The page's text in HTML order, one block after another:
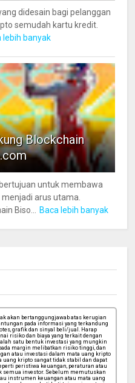
didesain bagi pelanggan
semudah kartu kredit.
lebih banyak
Blockchain
untuk membawa
arus utama.
Biso... Baca lebih banyak
akan bertanggungjawab atas kerugian
pada informasi yang terkandung
grafik dan sinyal beli/jual. Harap
risiko dan biaya yang terkait dengan
satu bentuk investasi yang mungkin
margin melibatkan risiko tinggi, dan
atau investasi dalam mata uang kripto
kripto sangat tidak stabil dan dapat
peristiwa keuangan, peraturan atau
semua investor. Sebelum memutuskan
instrumen keuangan atau mata uang